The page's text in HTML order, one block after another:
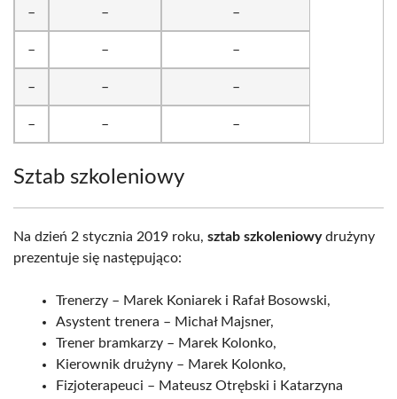
– – –
– – –
– – –
– – –
Sztab szkoleniowy
Na dzień 2 stycznia 2019 roku, sztab szkoleniowydrużyny
prezentuje się następująco:
Trenerzy – Marek Koniarek i Rafał Bosowski,
Asystent trenera – Michał Majsner,
Trener bramkarzy – Marek Kolonko,
Kierownik drużyny – Marek Kolonko,
Fizjoterapeuci – Mateusz Otrębski i Katarzyna